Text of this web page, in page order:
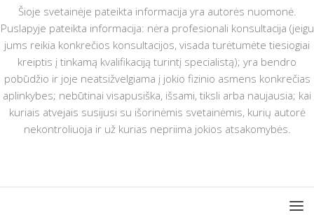
Šioje svetainėje pateikta informacija yra autorės nuomonė.
Puslapyje pateikta informacija: nėra profesionali konsultacija (jeigu
jums reikia konkrečios konsultacijos, visada turėtumėte tiesiogiai
kreiptis į tinkamą kvalifikaciją turintį specialistą); yra bendro
pobūdžio ir joje neatsižvelgiama į jokio fizinio asmens konkrečias
aplinkybes; nebūtinai visapusiška, išsami, tiksli arba naujausia; kai
kuriais atvejais susijusi su išorinėmis svetainėmis, kurių autorė
nekontroliuoja ir už kurias nepriima jokios atsakomybės.